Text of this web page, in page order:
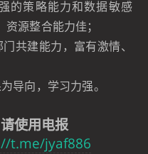
的策略能力和数据敏感
源整合能力佳；
共建能力，富有激情、
导向，学习力强。
使用电报
t.me/jyaf886